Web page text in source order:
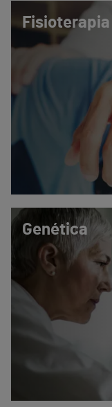
Fisioterapia
Genética